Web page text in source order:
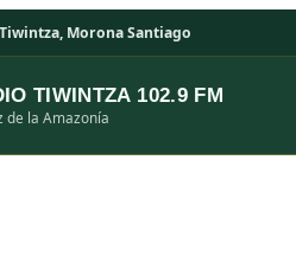
Tiwintza, Morona Santiago
TIWINTZA 102.9 FM
de la Amazonía